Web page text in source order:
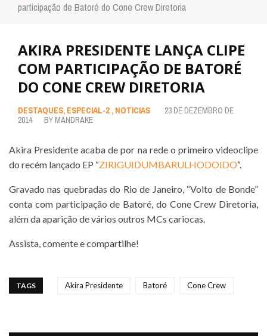
participação de Batoré do Cone Crew Diretoria
AKIRA PRESIDENTE LANÇA CLIPE
COM PARTICIPAÇÃO DE BATORÉ
DO CONE CREW DIRETORIA
DESTAQUES, ESPECIAL-2 , NOTICIAS
23 DE DEZEMBRO DE
2014
BY MANDRAKE
Akira Presidente acaba de por na rede o primeiro videoclipe
do recém lançado EP “ZIRIGUIDUMBARULHODOIDO“.
Gravado nas quebradas do Rio de Janeiro, “Volto de Bonde”
conta com participação de Batoré, do Cone Crew Diretoria,
além da aparição de vários outros MCs cariocas.
Assista, comente e compartilhe!
TAGS Akira Presidente Batoré Cone Crew